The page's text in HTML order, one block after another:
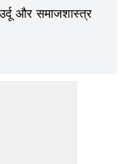
उर्दू और समाजशास्त्र